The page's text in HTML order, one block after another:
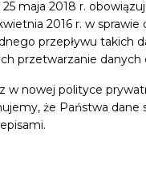
maja 2018 r.
2016 r. w
przepływu takich
przetwarzanie danych
w nowej polityce
że Państwa
Kultury